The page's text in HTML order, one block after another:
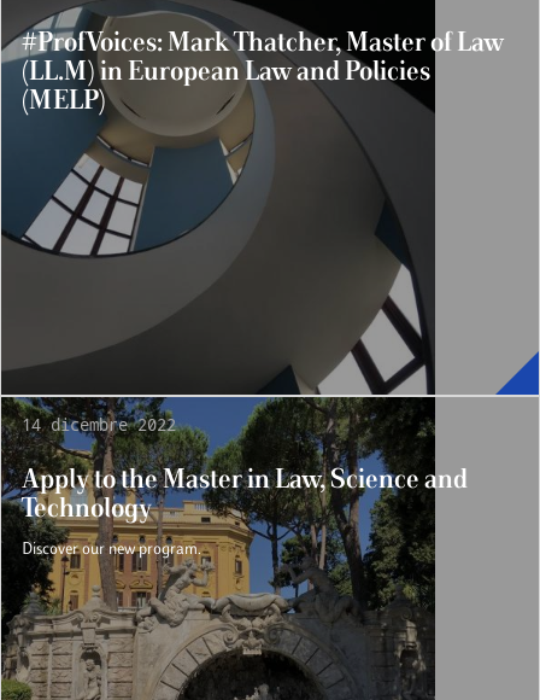
#ProfVoices: Mark Thatcher, Master of Law
(LL.M) in European Law and Policies
(MELP)
14 dicembre 2022
Apply to the Master in Law, Science and
Technology
Discover our new program.